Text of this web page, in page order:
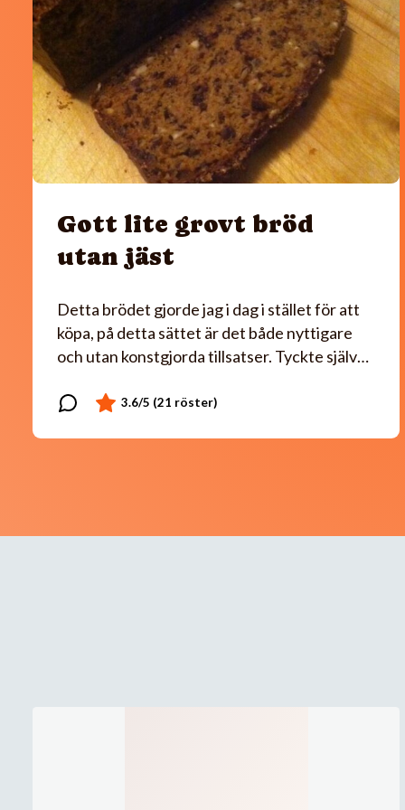
Gott lite grovt bröd
utan jäst
Detta brödet gjorde jag i dag i stället för att
köpa, på detta sättet är det både nyttigare
och utan konstgjorda tillsatser. Tyckte själv…